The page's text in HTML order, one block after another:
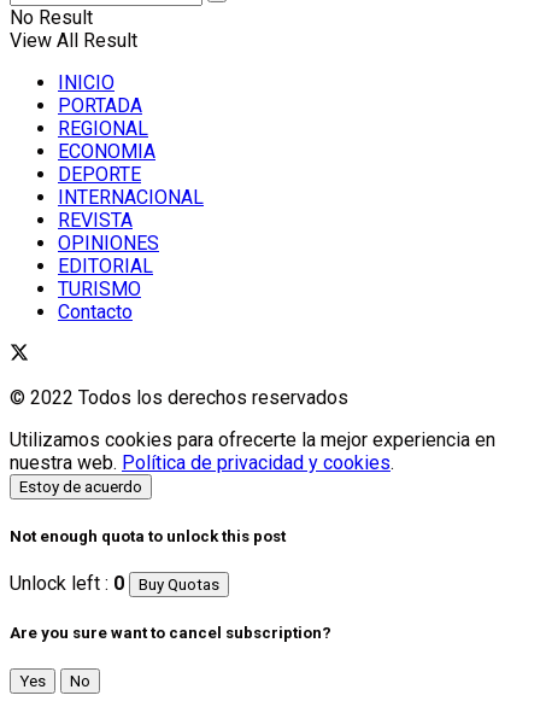
No Result
View All Result
INICIO
PORTADA
REGIONAL
ECONOMIA
DEPORTE
INTERNACIONAL
REVISTA
OPINIONES
EDITORIAL
TURISMO
Contacto
© 2022 Todos los derechos reservados
Utilizamos cookies para ofrecerte la mejor experiencia en
nuestra web. Política de privacidad y cookies.
Estoy de acuerdo
Not enough quota to unlock this post
Unlock left : 0 Buy Quotas
Are you sure want to cancel subscription?
Yes No